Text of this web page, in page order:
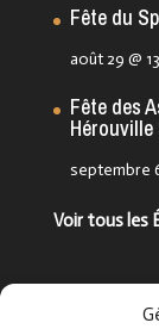
Fête du
août 29 @
Fête des
septembre
Voir tous les
Suivez-